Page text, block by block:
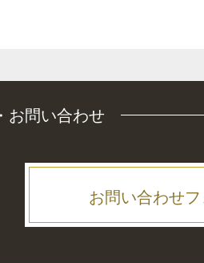
お問い合わせ
お問い合わせ